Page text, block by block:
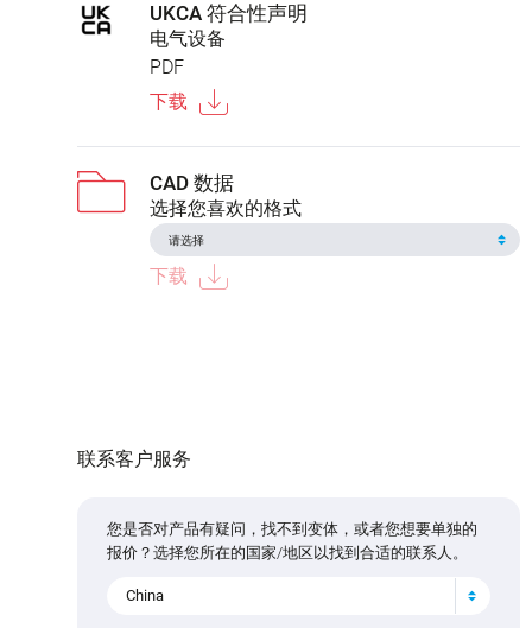
UKCA 符合性声明
电气设备
PDF
下载
CAD 数据
选择您喜欢的格式
下载
联系客户服务
您是否对产品有疑问，找不到变体，或者您想要单独的
报价？选择您所在的国家/地区以找到合适的联系人。
China